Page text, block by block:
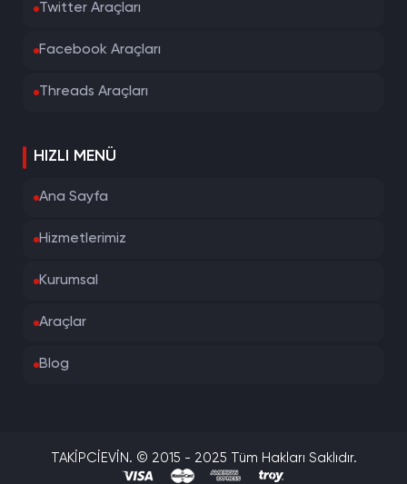
Twitter Araçları
Facebook Araçları
Threads Araçları
HIZLI MENÜ
Ana Sayfa
Hizmetlerimiz
Kurumsal
Araçlar
Blog
TAKİPCİEVİN. © 2015 - 2025 Tüm Hakları Saklıdır.